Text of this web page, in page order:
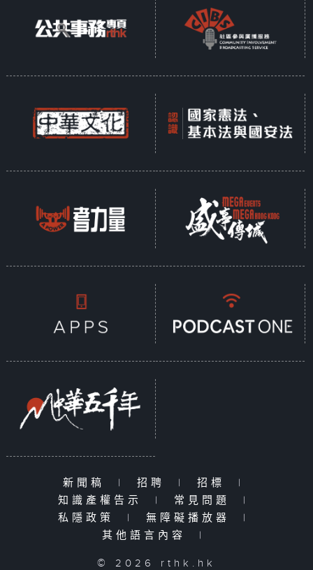
新聞稿 | 招聘 | 招標
|
知識產權告示
| 常見問題
|
私隱政策
| 無障礙播放器
|
其他語言內容
|
© 2026 rthk.hk